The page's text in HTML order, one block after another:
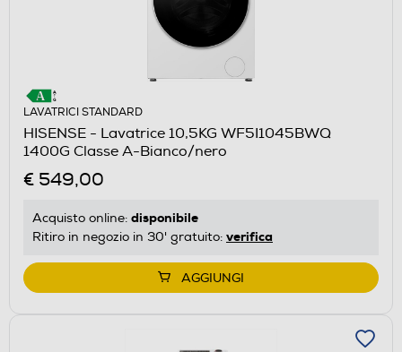
LAVATRICI STANDARD
HISENSE - Lavatrice 10,5KG WF5I1045BWQ
1400G Classe A-Bianco/nero
€ 549,00
Acquisto online: disponibile
Ritiro in negozio in 30' gratuito: verifica
AGGIUNGI